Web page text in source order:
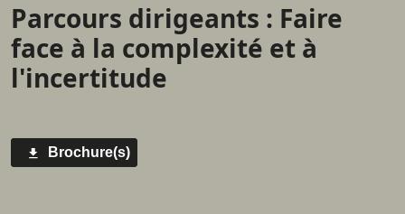
Parcours dirigeants : Faire
face à la complexité et à
l'incertitude
Call to
Brochure(s)